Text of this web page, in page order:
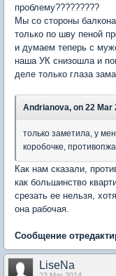
проблему?????????
Мы со стороны
только по шву пеной
и думаем теперь с
наша УК снизошла и
деле только глаза
Andrianova, on 22 Mar
только заметила, у
коробочке,
Как нам сказали,
как большинство
срезать ее нельзя,
она рабочая.
Сообщение
LiseNa